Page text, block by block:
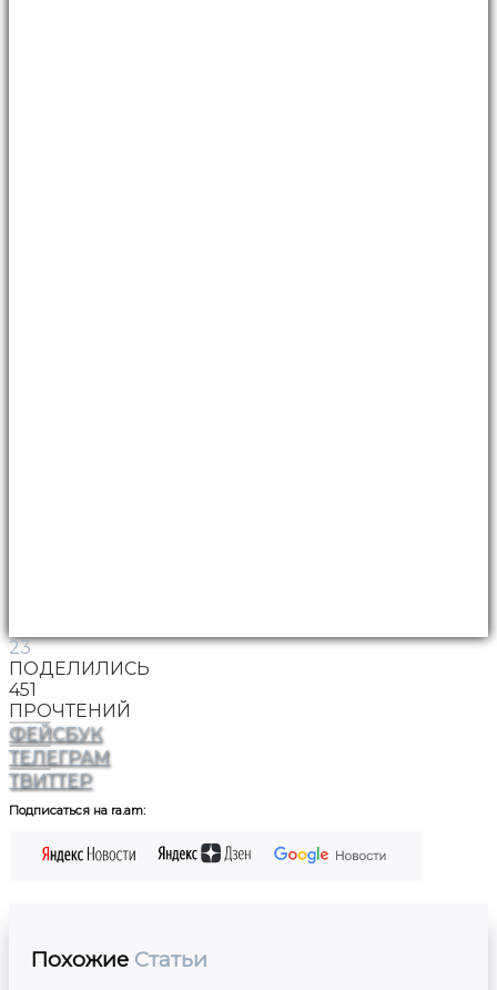
23
ПОДЕЛИЛИСЬ
451
ПРОЧТЕНИЙ
ФЕЙСБУК
ТЕЛЕГРАМ
ТВИТТЕР
Подписаться на ra.am:
Похожие Статьи